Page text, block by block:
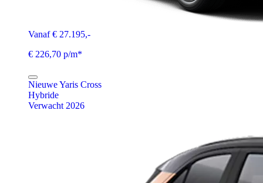
Vanaf € 27.195,-
€ 226,70 p/m*
Nieuwe Yaris Cross
Hybride
Verwacht 2026